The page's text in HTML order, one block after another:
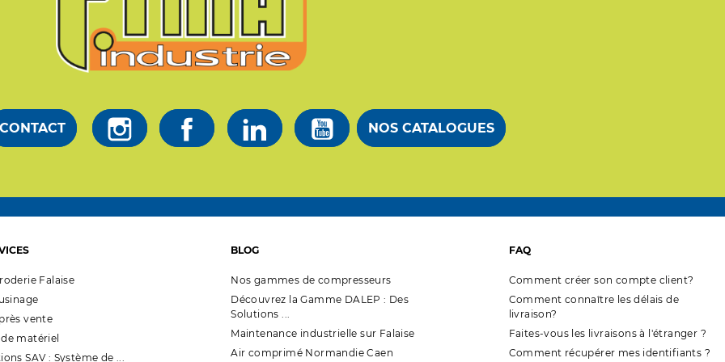
CONTACT NOS CATALOGUES
Falaise
vente
matériel
SAV : Système de ...
BLOG
Nos gammes de compresseurs
Découvrez la Gamme DALEP : Des
Solutions ...
Maintenance industrielle sur Falaise
Air comprimé Normandie Caen
FAQ
Comment créer son compte client?
Comment connaître les délais de
livraison?
Faites-vous les livraisons à l'étranger ?
Comment récupérer mes identifiants ?